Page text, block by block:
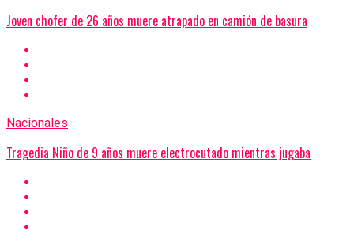
Joven chofer de 26 años muere atrapado en camión de basura
Nacionales
Tragedia Niño de 9 años muere electrocutado mientras jugaba